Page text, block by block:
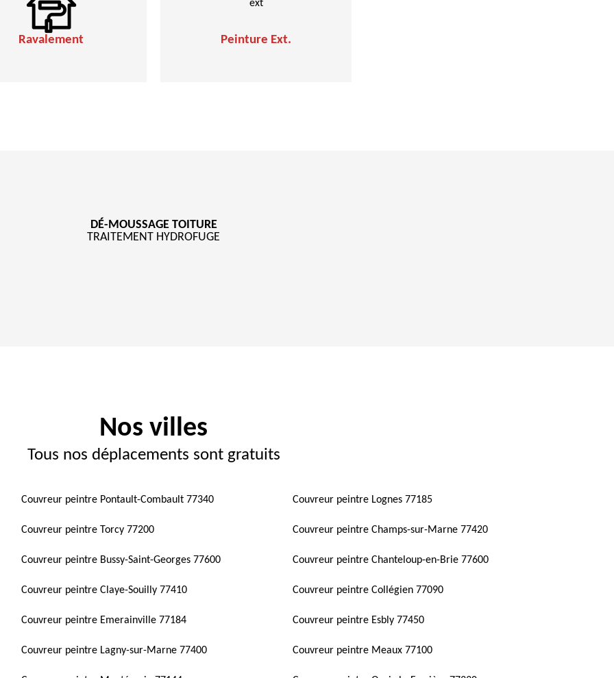
Ravalement Peinture Ext.
DÉ-MOUSSAGE TOITURE
TRAITEMENT HYDROFUGE
Nos villes
Tous nos déplacements sont gratuits
Couvreur peintre Pontault-Combault 77340 Couvreur peintre Lognes 77185
Couvreur peintre Torcy 77200 Couvreur peintre Champs-sur-Marne 77420
Couvreur peintre Bussy-Saint-Georges 77600 Couvreur peintre Chanteloup-en-Brie 77600
Couvreur peintre Claye-Souilly 77410 Couvreur peintre Collégien 77090
Couvreur peintre Emerainville 77184 Couvreur peintre Esbly 77450
Couvreur peintre Lagny-sur-Marne 77400 Couvreur peintre Meaux 77100